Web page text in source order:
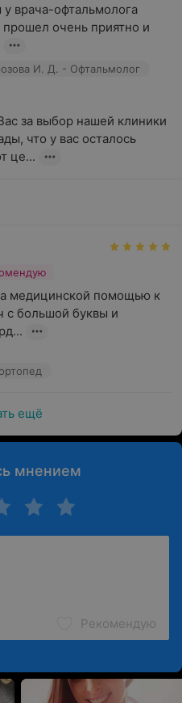
врача-офтальмолога
очень приятно и
И. Д. - Офтальмолог
за выбор нашей клиники
что у вас осталось
це...
медицинской помощью к
с большой буквы и
ещё
мнением
Рекомендую